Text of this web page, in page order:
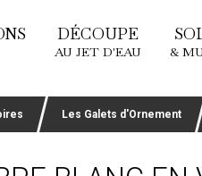
DÉCOUPE
AU JET D'EAU &
Les Galets d'Ornement